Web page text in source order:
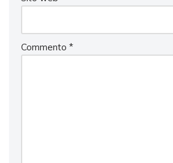
Commento *